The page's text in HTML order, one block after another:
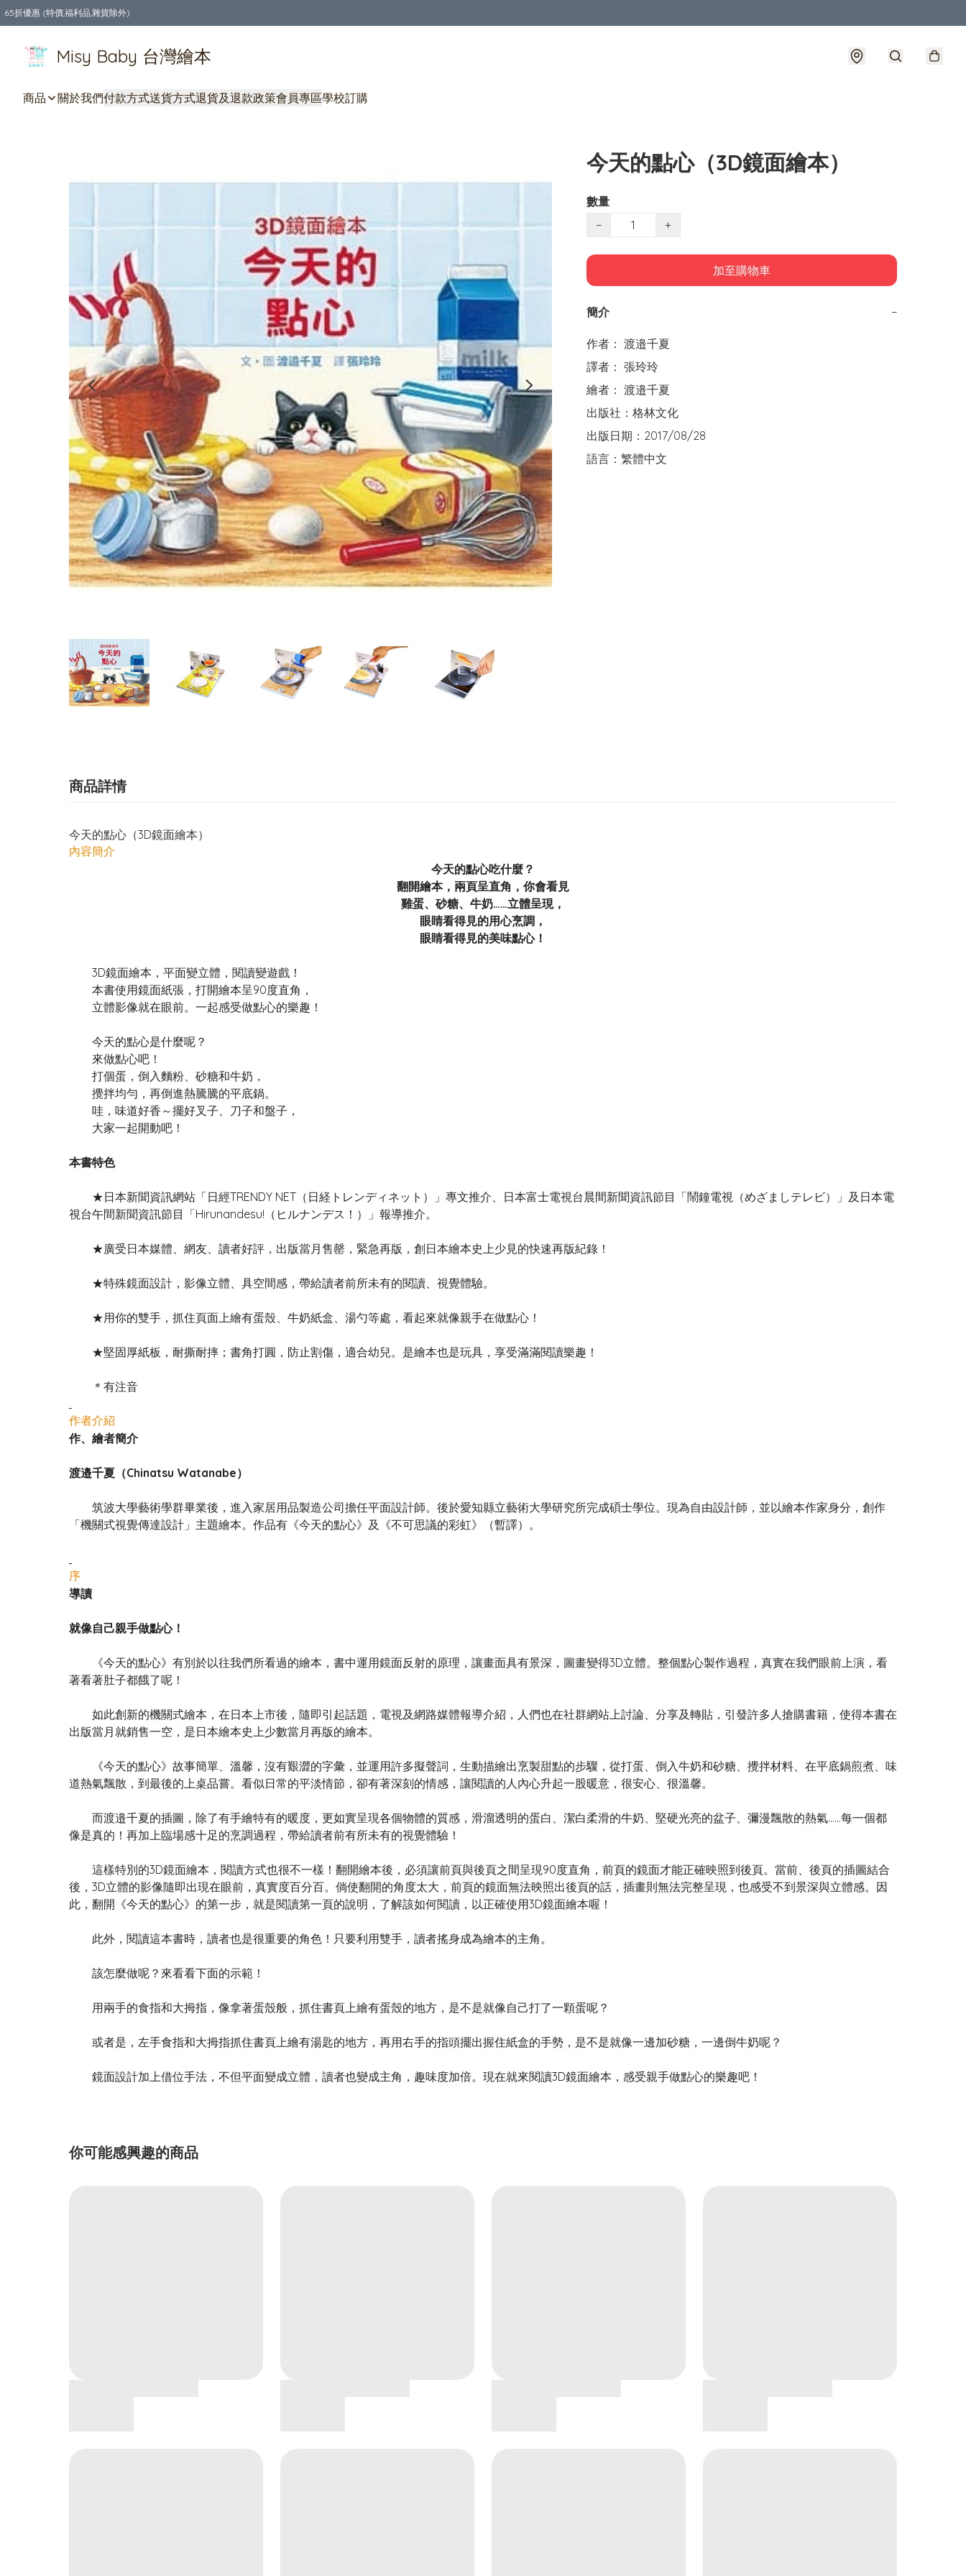
65折優惠 (特價,福利品,雜貨除外)
Misy Baby 台灣繪本
商品 關於我們付款方式送貨方式退貨及退款政策會員專區學校訂購
今天的點心（3D鏡面繪本）
數量
−
+
加至購物車
簡介 −
作者： 渡邉千夏
譯者： 張玲玲
繪者： 渡邉千夏
出版社：格林文化
出版日期：2017/08/28
語言：繁體中文
商品詳情
今天的點心（3D鏡面繪本）
內容簡介
今天的點心吃什麼？
翻開繪本，兩頁呈直角，你會看見
雞蛋、砂糖、牛奶……立體呈現，
眼睛看得見的用心烹調，
眼睛看得見的美味點心！
3D鏡面繪本，平面變立體，閱讀變遊戲！
本書使用鏡面紙張，打開繪本呈90度直角，
立體影像就在眼前。一起感受做點心的樂趣！
今天的點心是什麼呢？
來做點心吧！
打個蛋，倒入麵粉、砂糖和牛奶，
攪拌均勻，再倒進熱騰騰的平底鍋。
哇，味道好香～擺好叉子、刀子和盤子，
大家一起開動吧！
本書特色
★日本新聞資訊網站「日經TRENDY NET（日経トレンディネット）」專文推介、日本富士電視台晨間新聞資訊節目「鬧鐘電視（めざましテレビ）」及日本電
視台午間新聞資訊節目「Hirunandesu!（ヒルナンデス！）」報導推介。
★廣受日本媒體、網友、讀者好評，出版當月售罄，緊急再版，創日本繪本史上少見的快速再版紀錄！
★特殊鏡面設計，影像立體、具空間感，帶給讀者前所未有的閱讀、視覺體驗。
★用你的雙手，抓住頁面上繪有蛋殼、牛奶紙盒、湯勺等處，看起來就像親手在做點心！
★堅固厚紙板，耐撕耐摔；書角打圓，防止割傷，適合幼兒。是繪本也是玩具，享受滿滿閱讀樂趣！
＊有注音
作者介紹
作、繪者簡介
渡邉千夏（Chinatsu Watanabe）
筑波大學藝術學群畢業後，進入家居用品製造公司擔任平面設計師。後於愛知縣立藝術大學研究所完成碩士學位。現為自由設計師，並以繪本作家身分，創作
「機關式視覺傳達設計」主題繪本。作品有《今天的點心》及《不可思議的彩虹》（暫譯）。
序
導讀
就像自己親手做點心！
《今天的點心》有別於以往我們所看過的繪本，書中運用鏡面反射的原理，讓畫面具有景深，圖畫變得3D立體。整個點心製作過程，真實在我們眼前上演，看
著看著肚子都餓了呢！
如此創新的機關式繪本，在日本上市後，隨即引起話題，電視及網路媒體報導介紹，人們也在社群網站上討論、分享及轉貼，引發許多人搶購書籍，使得本書在
出版當月就銷售一空，是日本繪本史上少數當月再版的繪本。
《今天的點心》故事簡單、溫馨，沒有艱澀的字彙，並運用許多擬聲詞，生動描繪出烹製甜點的步驟，從打蛋、倒入牛奶和砂糖、攪拌材料、在平底鍋煎煮、味
道熱氣飄散，到最後的上桌品嘗。看似日常的平淡情節，卻有著深刻的情感，讓閱讀的人內心升起一股暖意，很安心、很溫馨。
而渡邉千夏的插圖，除了有手繪特有的暖度，更如實呈現各個物體的質感，滑溜透明的蛋白、潔白柔滑的牛奶、堅硬光亮的盆子、彌漫飄散的熱氣……每一個都
像是真的！再加上臨場感十足的烹調過程，帶給讀者前有所未有的視覺體驗！
這樣特別的3D鏡面繪本，閱讀方式也很不一樣！翻開繪本後，必須讓前頁與後頁之間呈現90度直角，前頁的鏡面才能正確映照到後頁。當前、後頁的插圖結合
後，3D立體的影像隨即出現在眼前，真實度百分百。倘使翻開的角度太大，前頁的鏡面無法映照出後頁的話，插畫則無法完整呈現，也感受不到景深與立體感。因
此，翻開《今天的點心》的第一步，就是閱讀第一頁的說明，了解該如何閱讀，以正確使用3D鏡面繪本喔！
此外，閱讀這本書時，讀者也是很重要的角色！只要利用雙手，讀者搖身成為繪本的主角。
該怎麼做呢？來看看下面的示範！
用兩手的食指和大拇指，像拿著蛋殼般，抓住書頁上繪有蛋殼的地方，是不是就像自己打了一顆蛋呢？
或者是，左手食指和大拇指抓住書頁上繪有湯匙的地方，再用右手的指頭擺出握住紙盒的手勢，是不是就像一邊加砂糖，一邊倒牛奶呢？
鏡面設計加上借位手法，不但平面變成立體，讀者也變成主角，趣味度加倍。現在就來閱讀3D鏡面繪本，感受親手做點心的樂趣吧！
你可能感興趣的商品